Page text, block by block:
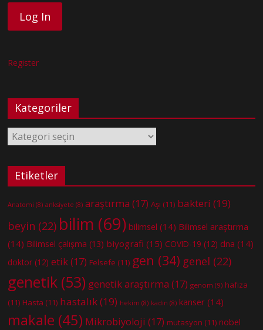
Register
Kategoriler
Kategoriler
Etiketler
Anatomi (8) anksiyete (8) araştırma (17) Aşı (11) bakteri (19)
beyin (22) bilim (69) bilimsel (14) Bilimsel araştırma
(14) Bilimsel çalışma (13) biyografi (15) COVID-19 (12) dna (14)
doktor (12) etik(17) Felsefe (11) gen (34) genel (22)
genetik (53) genetik araştırma (17) genom (9) hafıza
(11) Hasta (11) hastalık(19) hekim (8) kadın (8) kanser (14)
makale (45) Mikrobiyoloji (17) mutasyon (11) nobel